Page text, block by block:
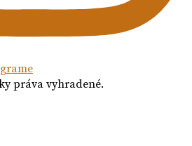
práva vyhradené.